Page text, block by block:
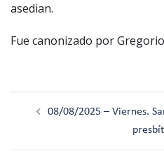
asedian.
Fue canonizado por
08/08/2025 – Viernes.